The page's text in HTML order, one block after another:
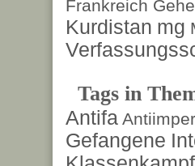
Frankreich
Kurdistan mg
Tags in
Antifa
Gefangene